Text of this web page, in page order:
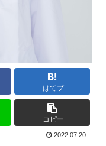
はてブ
コピー
2022.07.20